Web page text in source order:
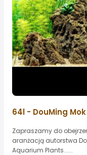
64l - DouMing
Zapraszamy do
aranżacją autorstwa
Aquarium Plants......